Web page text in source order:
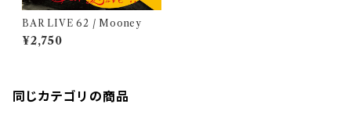
BAR LIVE 62 / Mooney
¥2,750
同じカテゴリの商品